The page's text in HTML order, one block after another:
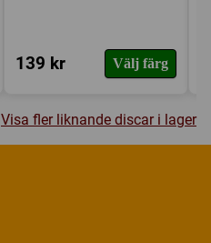
139 kr Välj färg
Visa fler liknande discar i lager